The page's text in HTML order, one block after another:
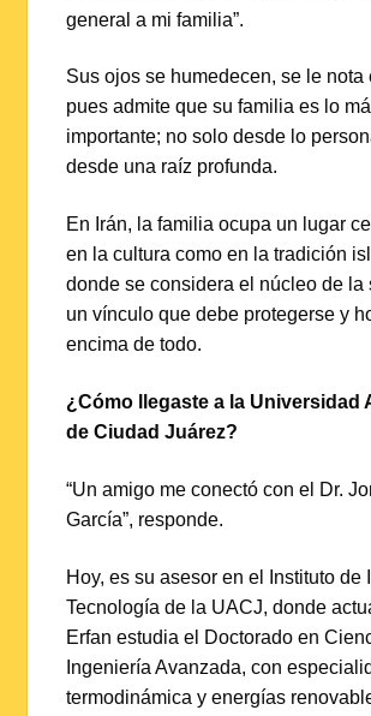
general a mi familia”.
Sus ojos se humedecen, se le nota
pues admite que su familia es lo
importante; no solo desde lo
desde una raíz profunda.
En Irán, la familia ocupa un lugar
en la cultura como en la tradición
donde se considera el núcleo de la
un vínculo que debe protegerse y
encima de todo.
¿Cómo llegaste a la Universidad
de Ciudad Juárez?
“Un amigo me conectó con el Dr.
García”, responde.
Hoy, es su asesor en el Instituto de
Tecnología de la UACJ, donde
Erfan estudia el Doctorado en
Ingeniería Avanzada, con
termodinámica y energías